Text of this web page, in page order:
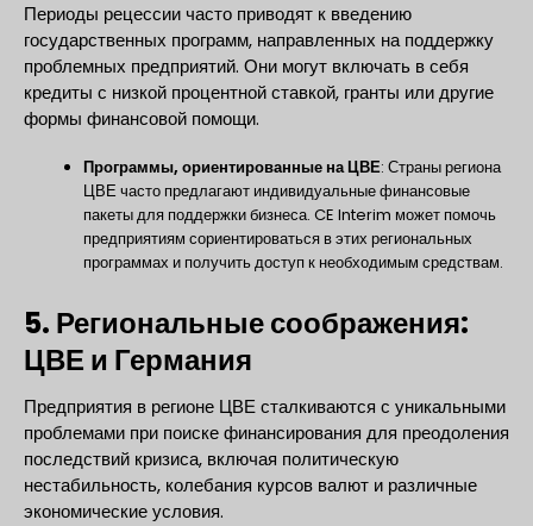
Периоды рецессии часто приводят к введению
государственных программ, направленных на поддержку
проблемных предприятий. Они могут включать в себя
кредиты с низкой процентной ставкой, гранты или другие
формы финансовой помощи.
Программы, ориентированные на ЦВЕ: Страны региона
ЦВЕ часто предлагают индивидуальные финансовые
пакеты для поддержки бизнеса. CE Interim может помочь
предприятиям сориентироваться в этих региональных
программах и получить доступ к необходимым средствам.
5. Региональные соображения:
ЦВЕ и Германия
Предприятия в регионе ЦВЕ сталкиваются с уникальными
проблемами при поиске финансирования для преодоления
последствий кризиса, включая политическую
нестабильность, колебания курсов валют и различные
экономические условия.